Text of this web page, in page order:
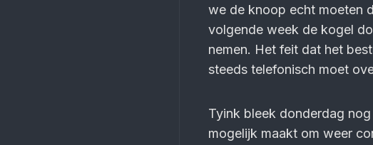
we de knoop echt moeten
volgende week de kogel
nemen. Het feit dat het
steeds telefonisch moet
Tyink bleek donderdag
mogelijk maakt om weer